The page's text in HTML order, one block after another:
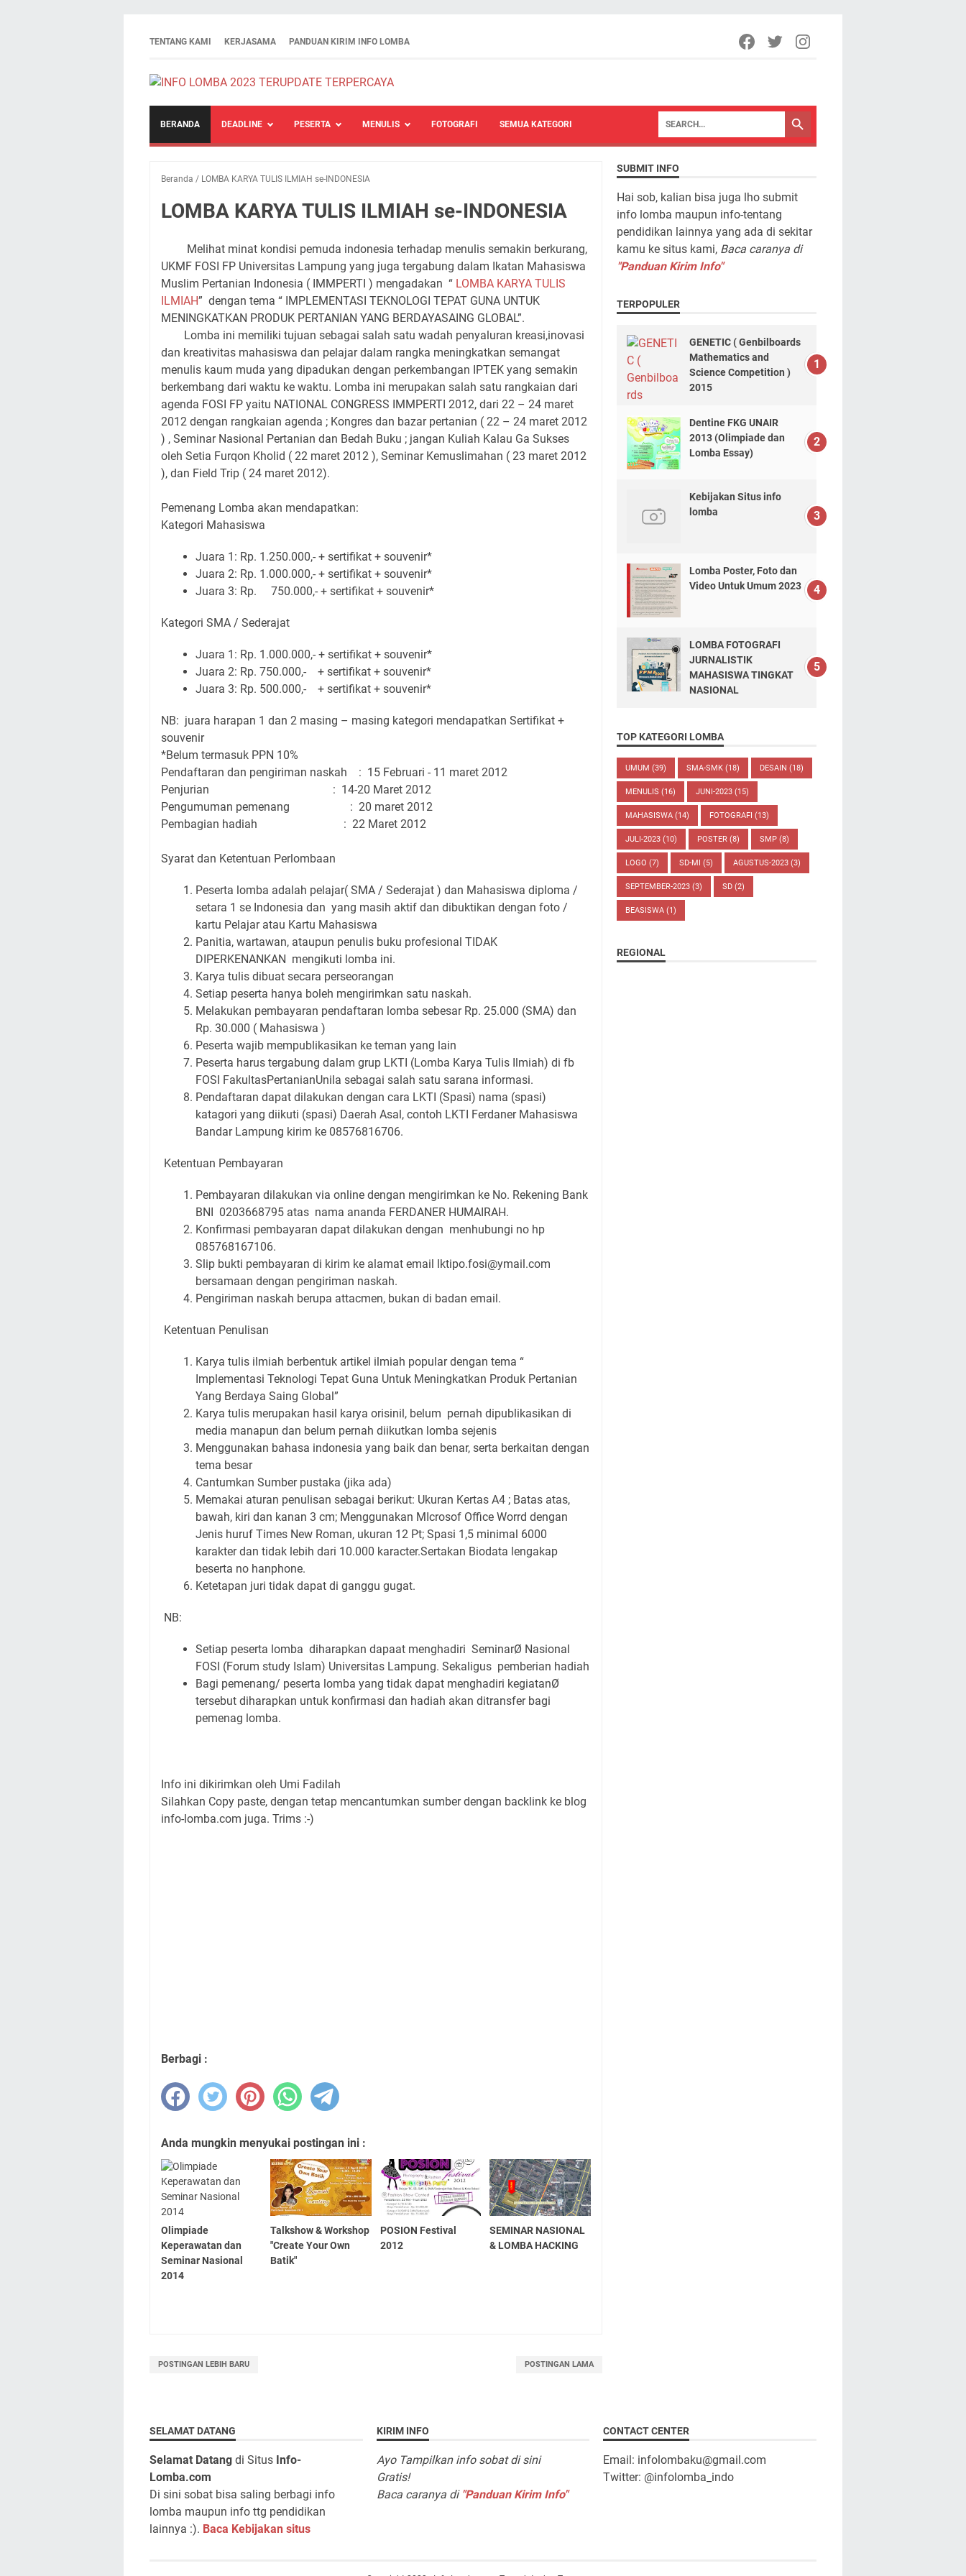
TENTANG KAMI KERJASAMA PANDUAN KIRIM INFO LOMBA
BERANDA DEADLINE PESERTA MENULIS FOTOGRAFI SEMUA KATEGORI
Beranda / LOMBA KARYA TULIS ILMIAH se-INDONESIA
LOMBA KARYA TULIS ILMIAH se-INDONESIA
Melihat minat kondisi pemuda indonesia terhadap menulis semakin berkurang,
UKMF FOSI FP Universitas Lampung yang juga tergabung dalam Ikatan Mahasiswa
Muslim Pertanian Indonesia ( IMMPERTI ) mengadakan “ LOMBA KARYA TULIS
ILMIAH” dengan tema “ IMPLEMENTASI TEKNOLOGI TEPAT GUNA UNTUK
MENINGKATKAN PRODUK PERTANIAN YANG BERDAYASAING GLOBAL”.
Lomba ini memiliki tujuan sebagai salah satu wadah penyaluran kreasi,inovasi
dan kreativitas mahasiswa dan pelajar dalam rangka meningkatkan semangat
menulis kaum muda yang dipadukan dengan perkembangan IPTEK yang semakin
berkembang dari waktu ke waktu. Lomba ini merupakan salah satu rangkaian dari
agenda FOSI FP yaitu NATIONAL CONGRESS IMMPERTI 2012, dari 22 – 24 maret
2012 dengan rangkaian agenda ; Kongres dan bazar pertanian ( 22 – 24 maret 2012
) , Seminar Nasional Pertanian dan Bedah Buku ; jangan Kuliah Kalau Ga Sukses
oleh Setia Furqon Kholid ( 22 maret 2012 ), Seminar Kemuslimahan ( 23 maret 2012
), dan Field Trip ( 24 maret 2012).
Pemenang Lomba akan mendapatkan:
Kategori Mahasiswa
Juara 1: Rp. 1.250.000,- + sertifikat + souvenir*
Juara 2: Rp. 1.000.000,- + sertifikat + souvenir*
Juara 3: Rp. 750.000,- + sertifikat + souvenir*
Kategori SMA / Sederajat
Juara 1: Rp. 1.000.000,- + sertifikat + souvenir*
Juara 2: Rp. 750.000,- + sertifikat + souvenir*
Juara 3: Rp. 500.000,- + sertifikat + souvenir*
NB: juara harapan 1 dan 2 masing – masing kategori mendapatkan Sertifikat +
souvenir
*Belum termasuk PPN 10%
Pendaftaran dan pengiriman naskah : 15 Februari - 11 maret 2012
Penjurian : 14-20 Maret 2012
Pengumuman pemenang : 20 maret 2012
Pembagian hadiah : 22 Maret 2012
Syarat dan Ketentuan Perlombaan
Peserta lomba adalah pelajar( SMA / Sederajat ) dan Mahasiswa diploma /
setara 1 se Indonesia dan yang masih aktif dan dibuktikan dengan foto /
kartu Pelajar atau Kartu Mahasiswa
Panitia, wartawan, ataupun penulis buku profesional TIDAK
DIPERKENANKAN mengikuti lomba ini.
Karya tulis dibuat secara perseorangan
Setiap peserta hanya boleh mengirimkan satu naskah.
Melakukan pembayaran pendaftaran lomba sebesar Rp. 25.000 (SMA) dan
Rp. 30.000 ( Mahasiswa )
Peserta wajib mempublikasikan ke teman yang lain
Peserta harus tergabung dalam grup LKTI (Lomba Karya Tulis Ilmiah) di fb
FOSI FakultasPertanianUnila sebagai salah satu sarana informasi.
Pendaftaran dapat dilakukan dengan cara LKTI (Spasi) nama (spasi)
katagori yang diikuti (spasi) Daerah Asal, contoh LKTI Ferdaner Mahasiswa
Bandar Lampung kirim ke 08576816706.
Ketentuan Pembayaran
Pembayaran dilakukan via online dengan mengirimkan ke No. Rekening Bank
BNI 0203668795 atas nama ananda FERDANER HUMAIRAH.
Konfirmasi pembayaran dapat dilakukan dengan menhubungi no hp
085768167106.
Slip bukti pembayaran di kirim ke alamat email lktipo.fosi@ymail.com
bersamaan dengan pengiriman naskah.
Pengiriman naskah berupa attacmen, bukan di badan email.
Ketentuan Penulisan
Karya tulis ilmiah berbentuk artikel ilmiah popular dengan tema “
Implementasi Teknologi Tepat Guna Untuk Meningkatkan Produk Pertanian
Yang Berdaya Saing Global”
Karya tulis merupakan hasil karya orisinil, belum pernah dipublikasikan di
media manapun dan belum pernah diikutkan lomba sejenis
Menggunakan bahasa indonesia yang baik dan benar, serta berkaitan dengan
tema besar
Cantumkan Sumber pustaka (jika ada)
Memakai aturan penulisan sebagai berikut: Ukuran Kertas A4 ; Batas atas,
bawah, kiri dan kanan 3 cm; Menggunakan MIcrosof Office Worrd dengan
Jenis huruf Times New Roman, ukuran 12 Pt; Spasi 1,5 minimal 6000
karakter dan tidak lebih dari 10.000 karacter.Sertakan Biodata lengakap
beserta no hanphone.
Ketetapan juri tidak dapat di ganggu gugat.
NB:
Setiap peserta lomba diharapkan dapaat menghadiri SeminarØ Nasional
FOSI (Forum study Islam) Universitas Lampung. Sekaligus pemberian hadiah
Bagi pemenang/ peserta lomba yang tidak dapat menghadiri kegiatanØ
tersebut diharapkan untuk konfirmasi dan hadiah akan ditransfer bagi
pemenag lomba.
Info ini dikirimkan oleh Umi Fadilah
Silahkan Copy paste, dengan tetap mencantumkan sumber dengan backlink ke blog
info-lomba.com juga. Trims :-)
Berbagi :
Anda mungkin menyukai postingan ini :
Olimpiade
Keperawatan dan
Seminar Nasional
2014
Talkshow & Workshop
"Create Your Own
Batik"
POSION Festival
2012
SEMINAR NASIONAL
& LOMBA HACKING
POSTINGAN LEBIH BARU POSTINGAN LAMA
SUBMIT INFO
Hai sob, kalian bisa juga lho submit
info lomba maupun info-tentang
pendidikan lainnya yang ada di sekitar
kamu ke situs kami, Baca caranya di
"Panduan Kirim Info"
TERPOPULER
GENETIC ( Genbilboards
Mathematics and
Science Competition )
2015
Dentine FKG UNAIR
2013 (Olimpiade dan
Lomba Essay)
Kebijakan Situs info
lomba
Lomba Poster, Foto dan
Video Untuk Umum 2023
LOMBA FOTOGRAFI
JURNALISTIK
MAHASISWA TINGKAT
NASIONAL
TOP KATEGORI LOMBA
UMUM (39) SMA-SMK (18) DESAIN (18)
MENULIS (16) JUNI-2023 (15)
MAHASISWA (14) FOTOGRAFI (13)
JULI-2023 (10) POSTER (8) SMP (8)
LOGO (7) SD-MI (5) AGUSTUS-2023 (3)
SEPTEMBER-2023 (3) SD (2)
BEASISWA (1)
REGIONAL
SELAMAT DATANG
Selamat Datang di Situs Info-
Lomba.com
Di sini sobat bisa saling berbagi info
lomba maupun info ttg pendidikan
lainnya :). Baca Kebijakan situs
KIRIM INFO
Ayo Tampilkan info sobat di sini
Gratis!
Baca caranya di "Panduan Kirim Info"
CONTACT CENTER
Email: infolombaku@gmail.com
Twitter: @infolomba_indo